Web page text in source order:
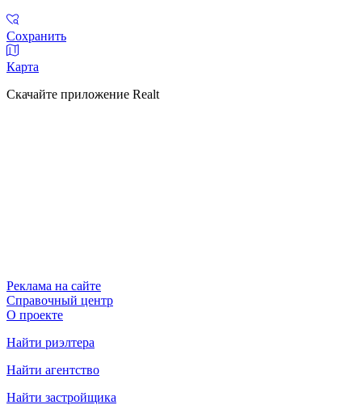
Сохранить
Карта
Скачайте приложение Realt
Реклама на сайте
Справочный центр
О проекте
Найти риэлтера
Найти агентство
Найти застройщика